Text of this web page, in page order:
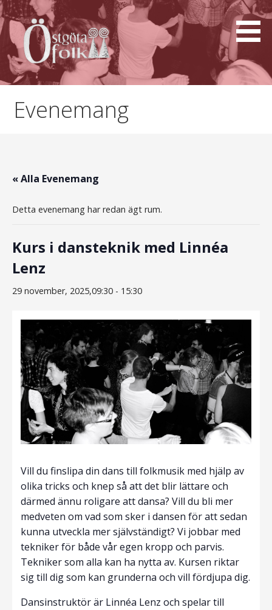
Hoppa
till
innehåll
Östgötafolk
Evenemang
« Alla Evenemang
Detta evenemang har redan ägt rum.
Kurs i dansteknik med Linnéa
Lenz
29 november, 2025,09:30 - 15:30
Vill du finslipa din dans till folkmusik med hjälp av
olika tricks och knep så att det blir lättare och
därmed ännu roligare att dansa? Vill du bli mer
medveten om vad som sker i dansen för att sedan
kunna utveckla mer självständigt? Vi jobbar med
tekniker för både vår egen kropp och parvis.
Tekniker som alla kan ha nytta av. Kursen riktar
sig till dig som kan grunderna och vill fördjupa dig.
Dansinstruktör är Linnéa Lenz och spelar till